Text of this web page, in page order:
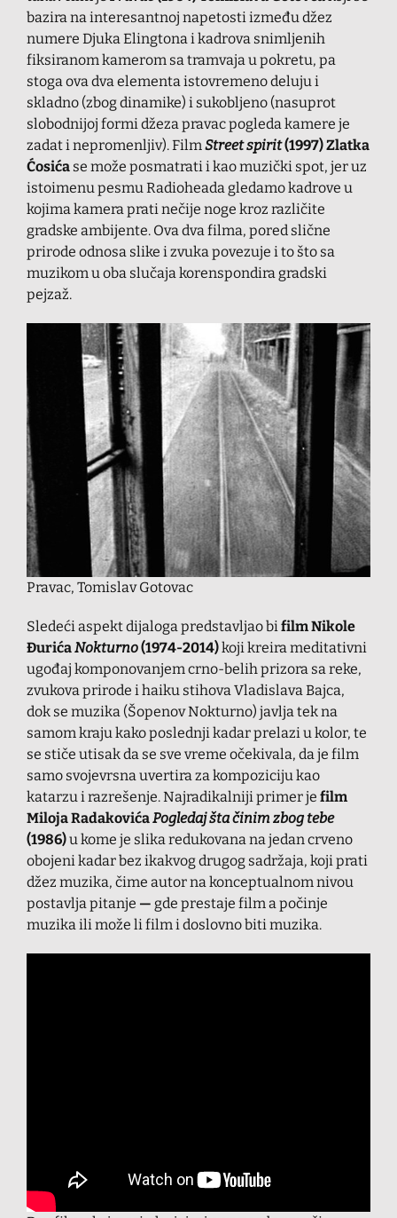
bazira na interesantnoj napetosti između džez
numere Djuka Elingtona i kadrova snimljenih
fiksiranom kamerom sa tramvaja u pokretu, pa
stoga ova dva elementa istovremeno deluju i
skladno (zbog dinamike) i sukobljeno (nasuprot
slobodnijoj formi džeza pravac pogleda kamere je
zadat i nepromenljiv). FilmStreet spirit(1997)Zlatka
Ćosića se može posmatrati i kao muzički spot, jer uz
istoimenu pesmu Radioheada gledamo kadrove u
kojima kamera prati nečije noge kroz različite
gradske ambijente. Ova dva filma, pored slične
prirode odnosa slike i zvuka povezuje i to što sa
muzikom u oba slučaja korenspondira gradski
pejzaž.
Pravac, Tomislav Gotovac
Sledeći aspekt dijaloga predstavljao bi film Nikole
ĐurićaNokturno(1974-2014)koji kreira meditativni
ugođaj komponovanjem crno-belih prizora sa reke,
zvukova prirode i haiku stihova Vladislava Bajca,
dok se muzika (Šopenov Nokturno) javlja tek na
samom kraju kako poslednji kadar prelazi u kolor, te
se stiče utisak da se sve vreme očekivala, da je film
samo svojevrsna uvertira za kompoziciju kao
katarzu i razrešenje. Najradikalniji primer je film
Miloja RadakovićaPogledaj šta činim zbog tebe
(1986)u kome je slika redukovana na jedan crveno
obojeni kadar bez ikakvog drugog sadržaja, koji prati
džez muzika, čime autor na konceptualnom nivou
postavlja pitanje — gde prestaje film a počinje
muzika ili može li film i doslovno biti muzika.